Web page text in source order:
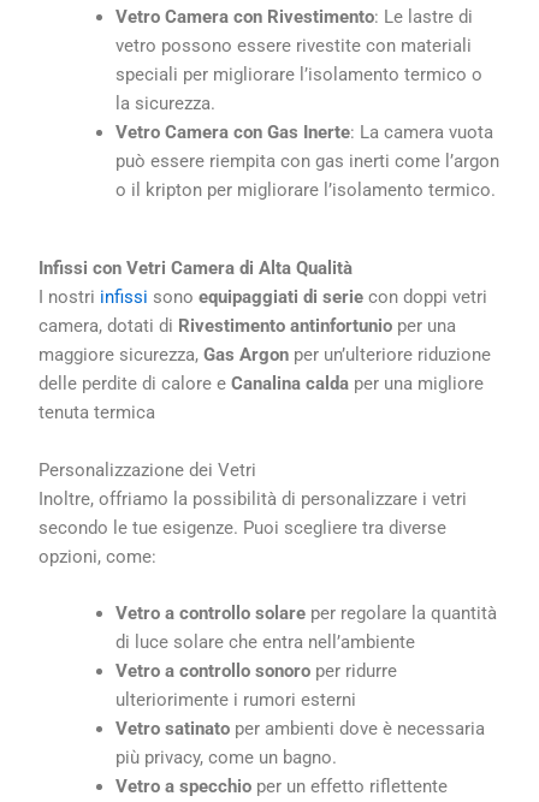
Vetro Camera con Rivestimento: Le lastre di
vetro possono essere rivestite con materiali
speciali per migliorare l’isolamento termico o
la sicurezza.
Vetro Camera con Gas Inerte: La camera vuota
può essere riempita con gas inerti come l’argon
o il kripton per migliorare l’isolamento termico.
Infissi con Vetri Camera di Alta Qualità
I nostri infissi sonoequipaggiati di serie con doppi vetri
camera, dotati di Rivestimento antinfortunio per una
maggiore sicurezza,Gas Argon per un’ulteriore riduzione
delle perdite di calore eCanalina calda per una migliore
tenuta termica
Personalizzazione dei Vetri
Inoltre, offriamo la possibilità di personalizzare i vetri
secondo le tue esigenze. Puoi scegliere tra diverse
opzioni, come:
Vetro a controllo solare per regolare la quantità
di luce solare che entra nell’ambiente
Vetro a controllo sonoro per ridurre
ulteriorimente i rumori esterni
Vetro satinato per ambienti dove è necessaria
più privacy, come un bagno.
Vetro a specchio per un effetto riflettente